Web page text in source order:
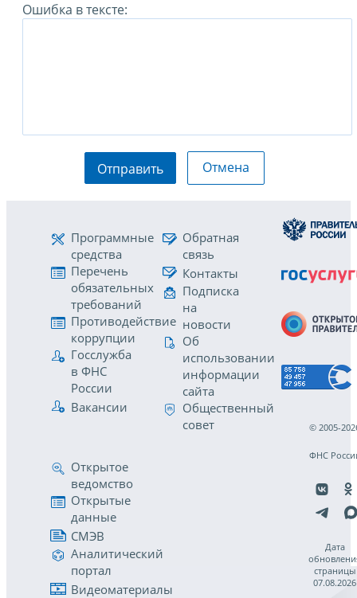
Ошибка в тексте:
Отправить Отмена
Программные
средства
Перечень
обязательных
требований
Противодействие
коррупции
Госслужба
в ФНС
России
Вакансии
Обратная
связь
Контакты
Подписка
на
новости
Об
использовании
информации
сайта
Общественный
совет
Открытое
ведомство
Открытые
данные
СМЭВ
Аналитический
портал
Видеоматериалы
© 2005-
ФНС
Дата
страницы
07.08.2026